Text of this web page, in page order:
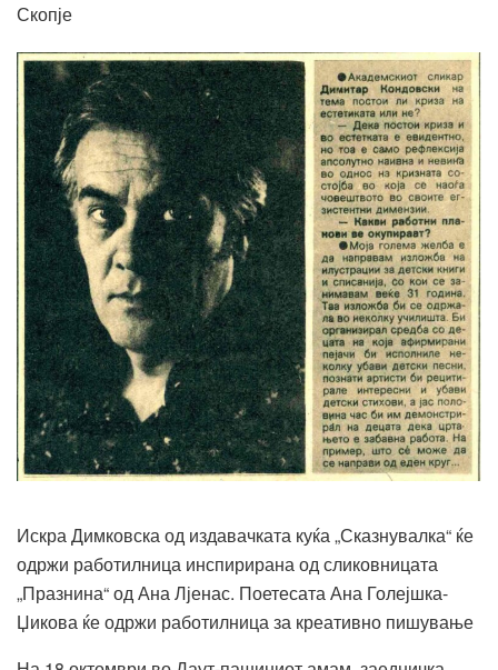
Скопје
Искра Димковска од издавачката куќа „Сказнувалка“ ќе
одржи работилница инспирирана од сликовницата
„Празнина“ од Ана Лјенас. Поетесата Ана Голејшка-
Џикова ќе одржи работилница за креативно пишување